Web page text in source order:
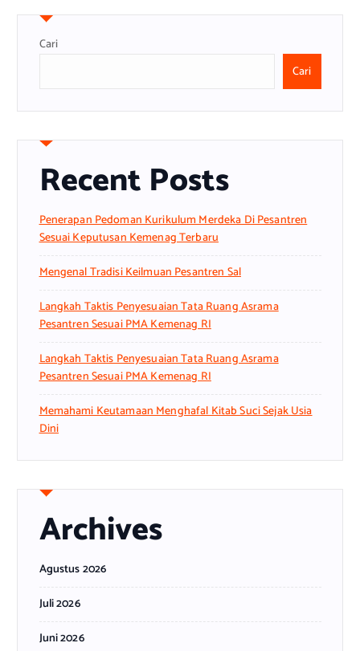
Cari
Cari
Recent Posts
Penerapan Pedoman Kurikulum Merdeka Di Pesantren
Sesuai Keputusan Kemenag Terbaru
Mengenal Tradisi Keilmuan Pesantren Sal
Langkah Taktis Penyesuaian Tata Ruang Asrama
Pesantren Sesuai PMA Kemenag RI
Langkah Taktis Penyesuaian Tata Ruang Asrama
Pesantren Sesuai PMA Kemenag RI
Memahami Keutamaan Menghafal Kitab Suci Sejak Usia
Dini
Archives
Agustus 2026
Juli 2026
Juni 2026